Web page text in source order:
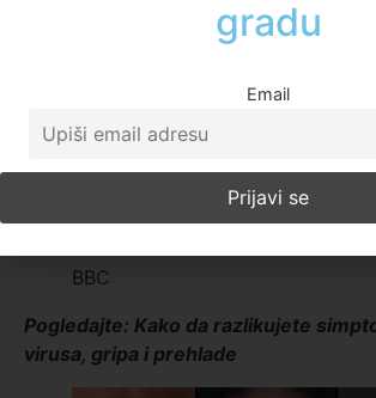
BBC
Pogledajte: Kako da razlikujete
virusa, gripa i prehlade